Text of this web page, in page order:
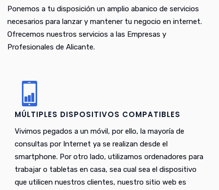
Ponemos a tu disposición un amplio abanico de servicios
necesarios para lanzar y mantener tu negocio en internet.
Ofrecemos nuestros servicios a las Empresas y
Profesionales de Alicante.
MÚLTIPLES DISPOSITIVOS COMPATIBLES
Vivimos pegados a un móvil, por ello, la mayoría de
consultas por Internet ya se realizan desde el
smartphone. Por otro lado, utilizamos ordenadores para
trabajar o tabletas en casa, sea cual sea el dispositivo
que utilicen nuestros clientes, nuestro sitio web es